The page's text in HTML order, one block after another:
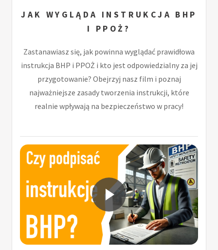
JAK WYGLĄDA INSTRUKCJA BHP
I PPOŻ?
Zastanawiasz się, jak powinna wyglądać prawidłowa
instrukcja BHP i PPOŻ i kto jest odpowiedzialny za jej
przygotowanie? Obejrzyj nasz film i poznaj
najważniejsze zasady tworzenia instrukcji, które
realnie wpływają na bezpieczeństwo w pracy!